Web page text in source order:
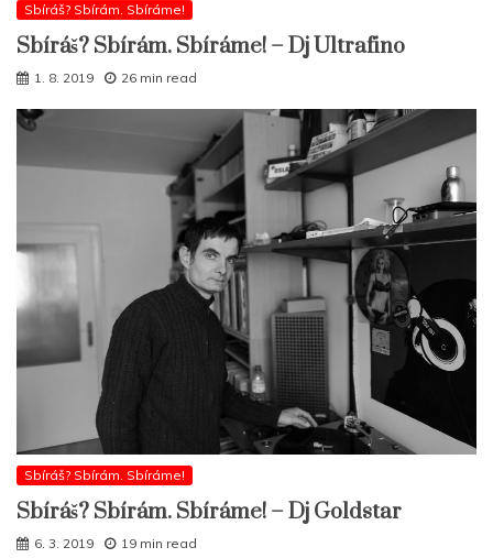
Sbíráš? Sbírám. Sbíráme!
Sbíráš? Sbírám. Sbíráme! – Dj Ultrafino
1. 8. 2019 26 min read
Sbíráš? Sbírám. Sbíráme!
Sbíráš? Sbírám. Sbíráme! – Dj Goldstar
6. 3. 2019 19 min read